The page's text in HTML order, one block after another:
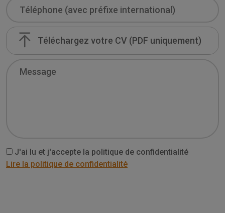
Curriculum
Téléchargez votre CV (PDF uniquement)
J'ai lu et j'accepte la politique de confidentialité
Lire la politique de confidentialité